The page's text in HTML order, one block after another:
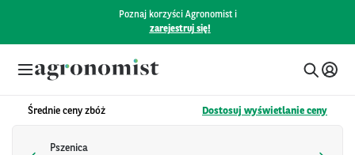
Poznaj korzyści Agronomist i
zarejestruj się!
Średnie ceny zbóż Dostosuj wyświetlanie ceny
Pszenica